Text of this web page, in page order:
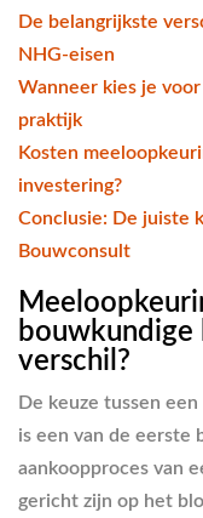
De belangrijkste
NHG-eisen
Wanneer kies je
praktijk
Kosten
investering?
Conclusie: De juiste
Bouwconsult
bouwkundige
verschil?
De keuze tussen
is een van de eerste
aankoopproces van
gericht zijn op het